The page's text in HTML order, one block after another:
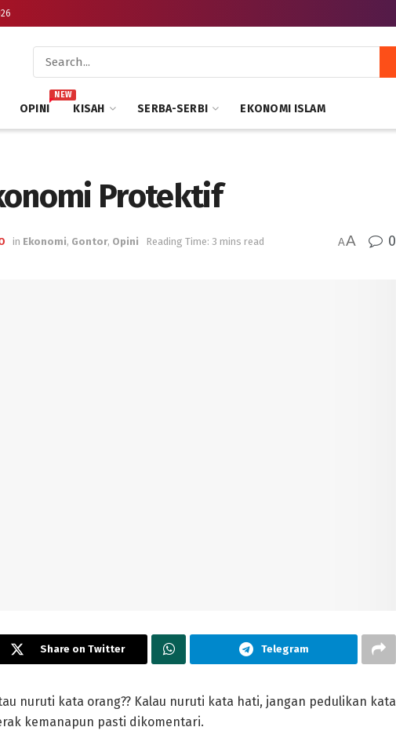
OPINI
NEW
KISAH SERBA-SERBI EKONOMI ISLAM
Protektif
in Ekonomi, Gontor, Opini Reading Time: 3 mins read AA 0
Share on Twitter Telegram
nuruti kata orang?? Kalau nuruti kata hati, jangan pedulikan kata
kemanapun pasti dikomentari.